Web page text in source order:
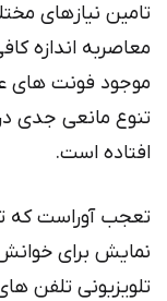
تامین نیازهای
معاصربه اندازه
موجود فونت های
تنوع مانعی جدی
افتاده است.
تعجب آوراست که
نمایش برای خوانش
تلویزیونی تلفن